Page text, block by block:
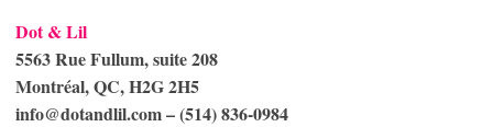
Dot & Lil
5563 Rue Fullum, suite 208
Montréal, QC, H2G 2H5
info@dotandlil.com– (514) 836-0984